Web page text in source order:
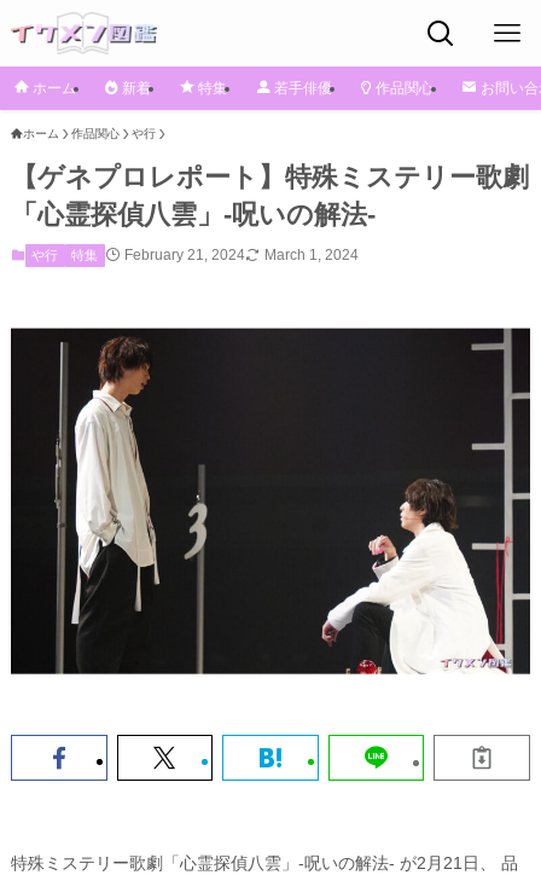
ホーム 新着 特集 若手俳優 作品関心 お問い
ホーム 作品関心 や行
【ゲネプロレポート】特殊ミステリー歌劇
「心霊探偵八雲」-呪いの解法-
や行 特集 February 21, 2024 March 1, 2024
特殊ミステリー歌劇「心霊探偵八雲」-呪いの解法- が2月21日、 品